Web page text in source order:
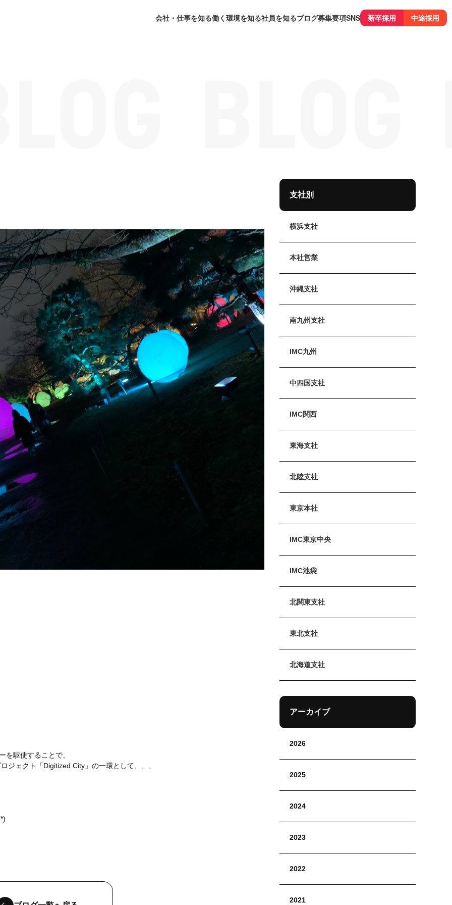
会社・仕事を知る働く環境を知る社員を知るブログ募集要項SNS 新卒採用 中途採用
を駆使することで、
ジェクト「Digitized City」の一環として、、、
支社別
横浜支社
本社営業
沖縄支社
南九州支社
IMC九州
中四国支社
IMC関西
東海支社
北陸支社
東京本社
IMC東京中央
IMC池袋
北関東支社
東北支社
北海道支社
アーカイブ
2026
2025
2024
2023
2022
2021